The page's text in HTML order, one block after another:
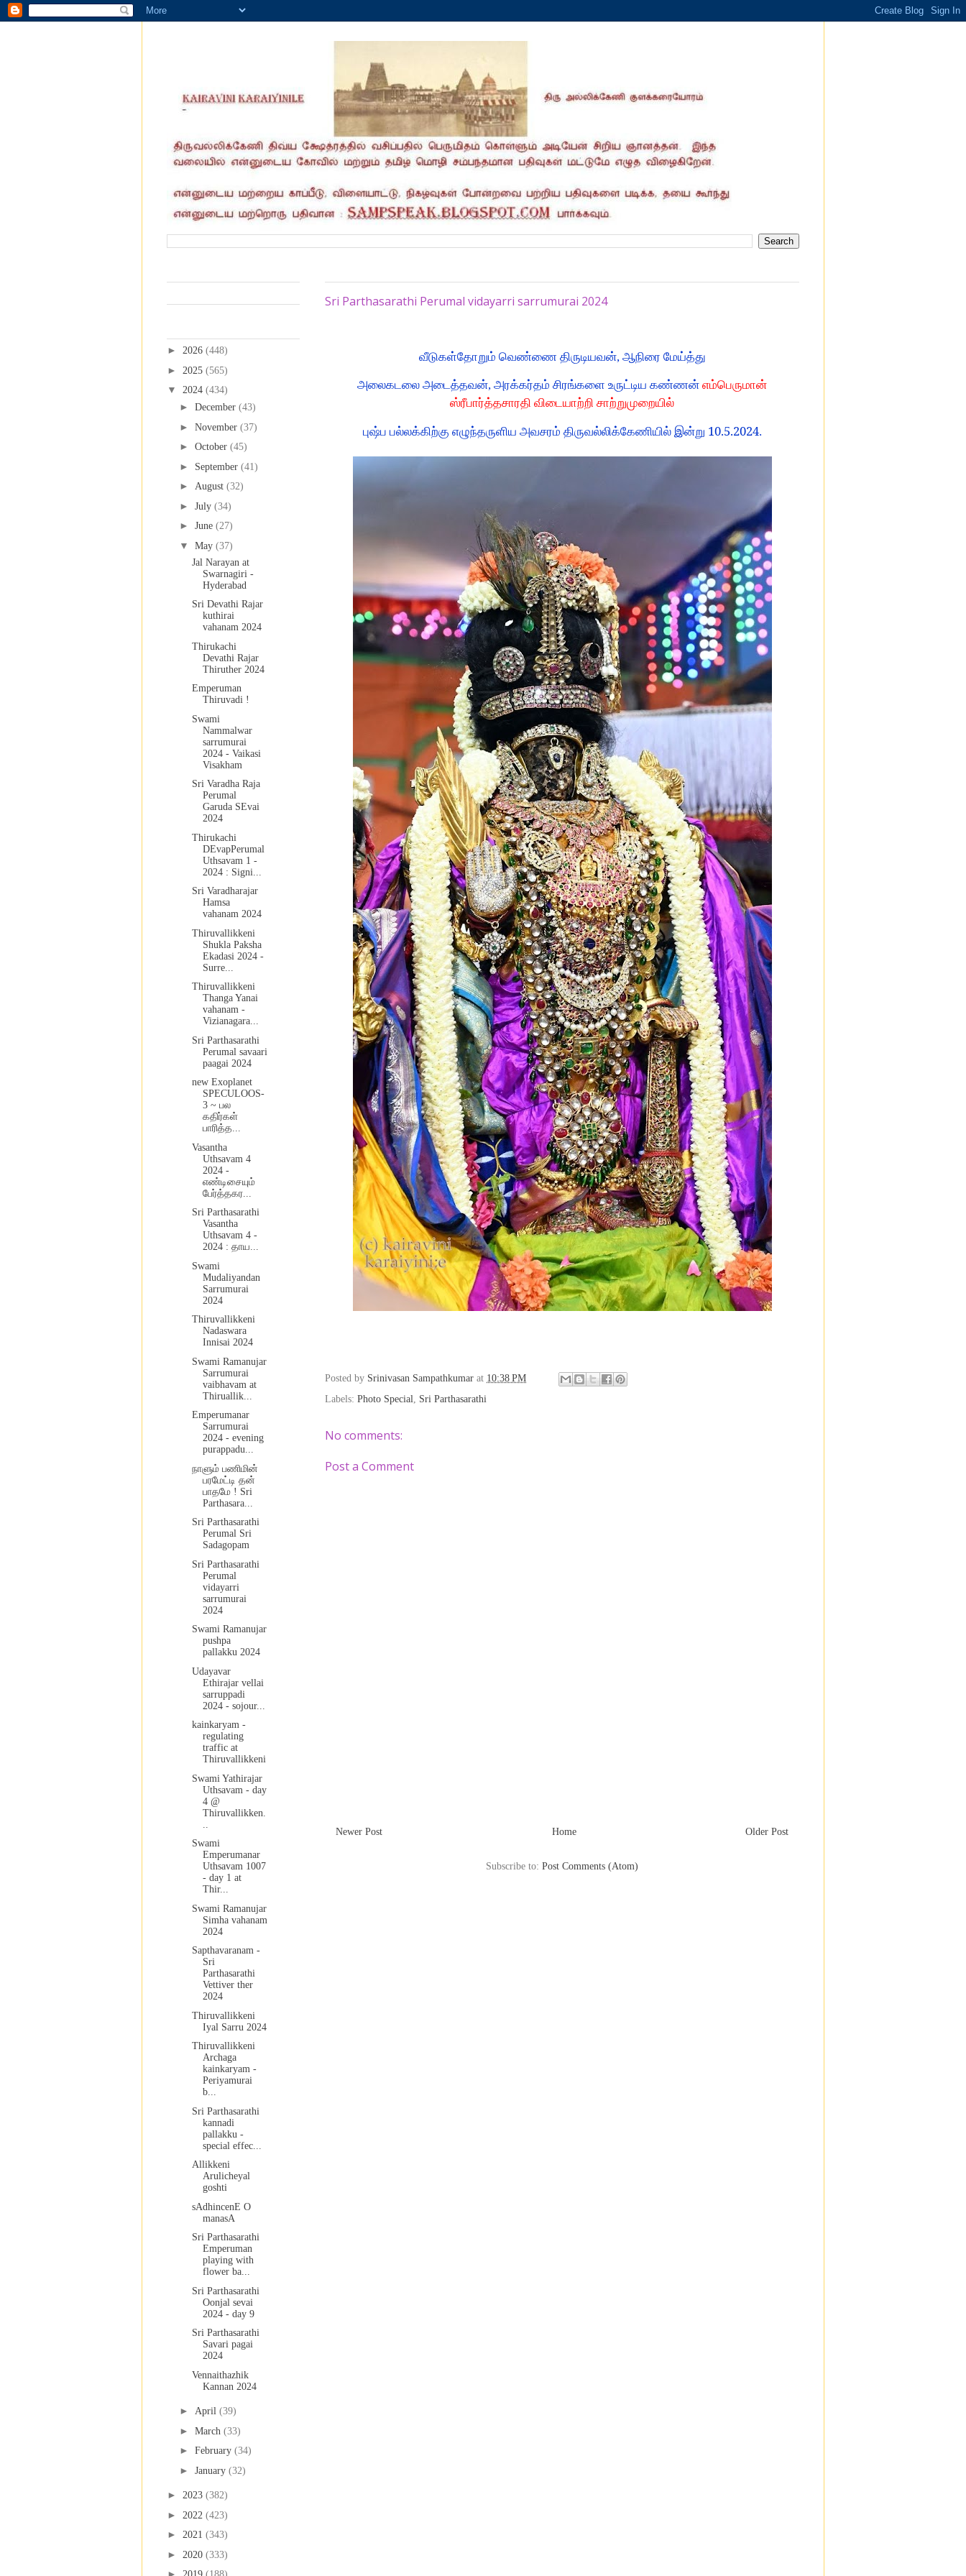
Sri Parthasarathi Perumal vidayarri sarrumurai 2024
வீடுகள்தோறும் வெண்ணை திருடியவன், ஆநிரை மேய்த்து
அலைகடலை அடைத்தவன், அரக்கர்தம் சிரங்களை உருட்டிய கண்ணன் எம்பெருமான்
ஸ்ரீபார்த்தசாரதி விடையாற்றி சாற்றுமுறையில்
புஷ்ப பல்லக்கிற்கு எழுந்தருளிய அவசரம் திருவல்லிக்கேணியில் இன்று 10.5.2024.
Posted by Srinivasan Sampathkumar at 10:38 PM
Labels: Photo Special, Sri Parthasarathi
No comments:
Post a Comment
Newer Post Older Post
Home
Subscribe to: Post Comments (Atom)
► 2026 (448)
► 2025 (565)
▼ 2024 (434)
► December (43)
► November (37)
► October (45)
► September (41)
► August (32)
► July (34)
► June (27)
▼ May (37)
Jal Narayan at
Swarnagiri -
Hyderabad
Sri Devathi Rajar
kuthirai
vahanam 2024
Thirukachi
Devathi Rajar
Thiruther 2024
Emperuman
Thiruvadi !
Swami
Nammalwar
sarrumurai
2024 - Vaikasi
Visakham
Sri Varadha Raja
Perumal
Garuda SEvai
2024
Thirukachi
DEvapPerumal
Uthsavam 1 -
2024 : Signi...
Sri Varadharajar
Hamsa
vahanam 2024
Thiruvallikkeni
Shukla Paksha
Ekadasi 2024 -
Surre...
Thiruvallikkeni
Thanga Yanai
vahanam -
Vizianagara...
Sri Parthasarathi
Perumal savaari
paagai 2024
new Exoplanet
SPECULOOS-
3 ~ பல
கதிர்கள்
பாரித்த...
Vasantha
Uthsavam 4
2024 -
எண்டிசையும்
பேர்த்தகர...
Sri Parthasarathi
Vasantha
Uthsavam 4 -
2024 : தாய...
Swami
Mudaliyandan
Sarrumurai
2024
Thiruvallikkeni
Nadaswara
Innisai 2024
Swami Ramanujar
Sarrumurai
vaibhavam at
Thiruallik...
Emperumanar
Sarrumurai
2024 - evening
purappadu...
நாளும் பணிமின்
பரமேட்டி தன்
பாதமே ! Sri
Parthasara...
Sri Parthasarathi
Perumal Sri
Sadagopam
Sri Parthasarathi
Perumal
vidayarri
sarrumurai
2024
Swami Ramanujar
pushpa
pallakku 2024
Udayavar
Ethirajar vellai
sarruppadi
2024 - sojour...
kainkaryam -
regulating
traffic at
Thiruvallikkeni
Swami Yathirajar
Uthsavam - day
4 @
Thiruvallikken.
Swami
Emperumanar
Uthsavam 1007
- day 1 at
Thir...
Swami Ramanujar
Simha vahanam
2024
Sapthavaranam -
Sri
Parthasarathi
Vettiver ther
2024
Thiruvallikkeni
Iyal Sarru 2024
Thiruvallikkeni
Archaga
kainkaryam -
Periyamurai
b...
Sri Parthasarathi
kannadi
pallakku -
special effec...
Allikkeni
Arulicheyal
goshti
sAdhincenE O
manasA
Sri Parthasarathi
Emperuman
playing with
flower ba...
Sri Parthasarathi
Oonjal sevai
2024 - day 9
Sri Parthasarathi
Savari pagai
2024
Vennaithazhik
Kannan 2024
► April (39)
► March (33)
► February (34)
► January (32)
► 2023 (382)
► 2022 (423)
► 2021 (343)
► 2020 (333)